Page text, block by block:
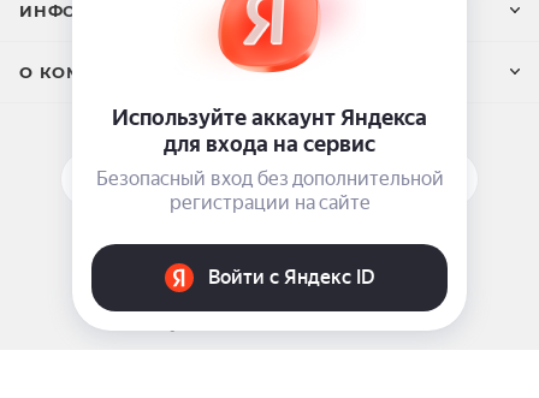
ИНФОРМАЦИЯ
О КОМПАНИИ
ПОДПИСАТЬСЯ НА РАССЫЛКУ
ЗАДАТЬ ВОПРОС